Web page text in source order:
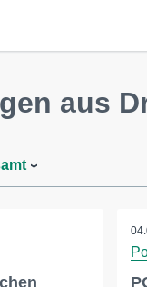
aus